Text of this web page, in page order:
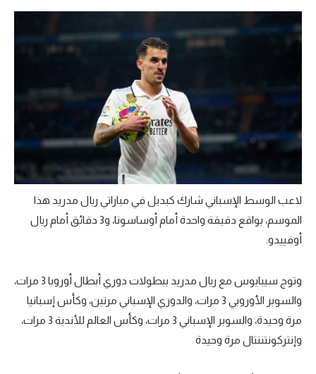
لاعب الوسط الإسباني شارك كبديل في مباراتي ريال مدريد هذا
الموسم، بواقع دقيقة واحدة أمام أوساسونا، و3 دقائق أمام ريال
أوفييدو.
وتوج سيبايوس مع ريال مدريد ببطولات دوري أبطال أوروبا 3 مرات،
والسوبر الأوروبي 3 مرات، والدوري الإسباني مرتين، وكأس إسبانيا
مرة وحيدة، والسوبر الإسباني 3 مرات، وكأس العالم للأندية 3 مرات،
وإنتركونتننتال مرة وحيدة